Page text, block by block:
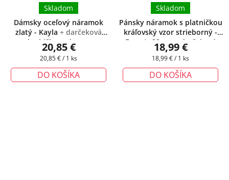
Dámsky oceľový náramok
zlatý - Kayla + darčeková
krabička zadarmo
Skladom
20,85 €
Jednotková
20,85 € / 1 ks
DO KOŠÍKA
Pánsky náramok s platničkou
kráľovský vzor strieborný -
Forest -22 cm + darčeková
krabička zadarmo
Skladom
18,99 €
Jednotková
18,99 € / 1 ks
DO KOŠÍKA